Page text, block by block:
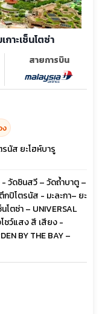
าะเซ็นโตซ่า
สายการบิน
ง
นัส ยะโฮห์บารู
วัดชินสวี – วัดถ้ำบาตู –
ปิโตรนัส - มะละกา– ยะ
โตซ่า – UNIVERSAL
ชว์แสง สี เสียง -
BY THE BAY –